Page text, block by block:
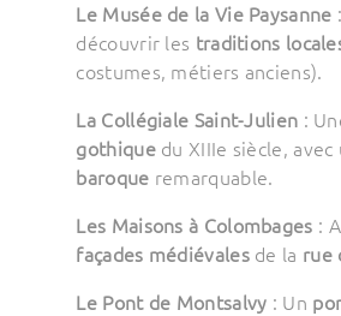
Le Musée de la Vie Paysanne
découvrir les traditions
costumes, métiers anciens).
La Collégiale Saint-Julien :
gothiquedu XIIIe siècle, avec
baroque remarquable.
Les Maisons à Colombages :
façades médiévalesde la rue
Le Pont de Montsalvy : Un